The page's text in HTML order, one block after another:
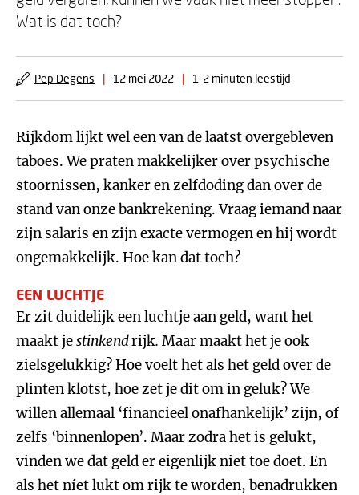
Wat is dat toch?
Pep Degens | 12 mei 2022 | 1-2 minuten leestijd
Rijkdom lijkt wel een van de laatst overgebleven
taboes. We praten makkelijker over psychische
stoornissen, kanker en zelfdoding dan over de
stand van onze bankrekening. Vraag iemand naar
zijn salaris en zijn exacte vermogen en hij wordt
ongemakkelijk. Hoe kan dat toch?
EEN LUCHTJE
Er zit duidelijk een luchtje aan geld, want het
maakt jestinkendrijk. Maar maakt het je ook
zielsgelukkig? Hoe voelt het als het geld over de
plinten klotst, hoe zet je dit om in geluk? We
willen allemaal ‘financieel onafhankelijk’ zijn, of
zelfs ‘binnenlopen’. Maar zodra het is gelukt,
vinden we dat geld er eigenlijk niet toe doet. En
als het níet lukt om rijk te worden, benadrukken